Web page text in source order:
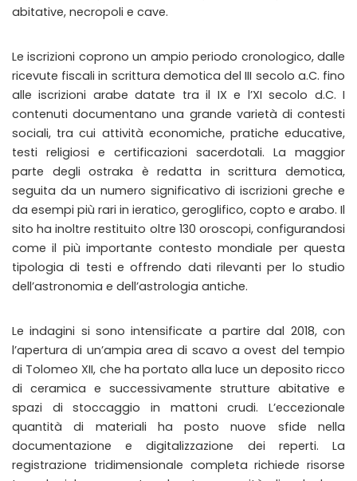
abitative, necropoli e cave.
Le iscrizioni coprono un ampio periodo cronologico, dalle
ricevute fiscali in scrittura demotica del III secolo a.C. fino
alle iscrizioni arabe datate tra il IX e l’XI secolo d.C. I
contenuti documentano una grande varietà di contesti
sociali, tra cui attività economiche, pratiche educative,
testi religiosi e certificazioni sacerdotali. La maggior
parte degli ostraka è redatta in scrittura demotica,
seguita da un numero significativo di iscrizioni greche e
da esempi più rari in ieratico, geroglifico, copto e arabo. Il
sito ha inoltre restituito oltre 130 oroscopi, configurandosi
come il più importante contesto mondiale per questa
tipologia di testi e offrendo dati rilevanti per lo studio
dell’astronomia e dell’astrologia antiche.
Le indagini si sono intensificate a partire dal 2018, con
l’apertura di un’ampia area di scavo a ovest del tempio
di Tolomeo XII, che ha portato alla luce un deposito ricco
di ceramica e successivamente strutture abitative e
spazi di stoccaggio in mattoni crudi. L’eccezionale
quantità di materiali ha posto nuove sfide nella
documentazione e digitalizzazione dei reperti. La
registrazione tridimensionale completa richiede risorse